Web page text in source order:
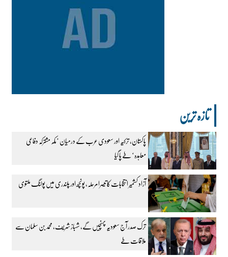
تازہ ترین
پاکستان، ترکیہ اور سعودی عرب کے درمیان ’مکہ مشترکہ دفاعی
معاہدہ‘ طے پا گیا
آزاد کشمیر انتخابات کا تیسرا مرحلہ، پونچھ اور پلندری میں پولنگ ملتوی
ترک صدر آج سعودیہ پہنچیں گے، شہباز شریف، محمد بن سلمان سے
ملاقات طے